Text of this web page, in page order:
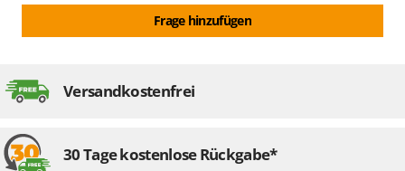
Frage hinzufügen
Versandkostenfrei
30 Tage kostenlose Rückgabe*